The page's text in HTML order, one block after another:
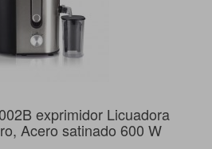
exprimidor Licuadora
Acero satinado 600 W